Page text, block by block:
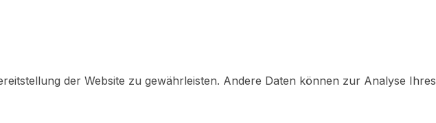
der Website zu gewährleisten. Andere Daten können zur Analyse Ihres